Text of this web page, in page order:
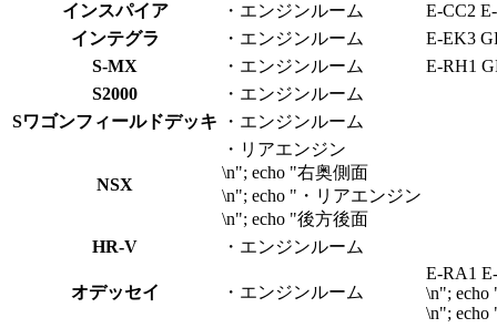
インスパイア
・エンジンルーム
E-CC2
インテグラ
・エンジンルーム
E-EK3
S-MX
・エンジンルーム
E-RH1
S2000
・エンジンルーム
Sワゴンフィールドデッキ
・エンジンルーム
NSX
・リアエンジン
\n"; echo "右奥側面
\n"; echo "・リアエンジン
\n"; echo "後方後面
HR-V
・エンジンルーム
オデッセイ ・エンジンルーム
E-RA1
\n";
\n";